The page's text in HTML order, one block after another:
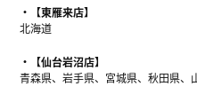
【東雁来店】
北海道
【仙台岩沼店】
青森県、岩手県、宮城県、秋田県